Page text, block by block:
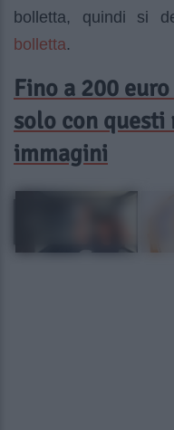
bolletta, quindi si
bolletta.
Fino a 200
solo con
immagini